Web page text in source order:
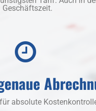
Geschäftszeit.
absolute